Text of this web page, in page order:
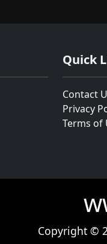
Quick
Contact
Privacy
Terms of
Copyright ©